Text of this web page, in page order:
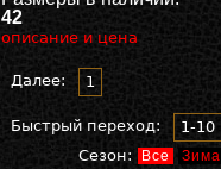
42
описание и цена
Далее: 1
Быстрый переход:
1-10
Сезон:
Все Зима